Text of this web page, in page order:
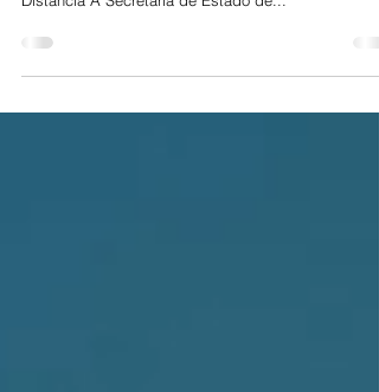
Ao todo, serão 710 vagas com inscrições gratuitas;
aulas serão realizadas na modalidade Ensino a